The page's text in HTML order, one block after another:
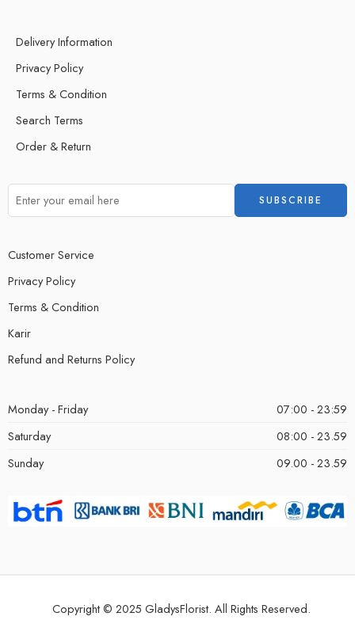
Delivery Information
Privacy Policy
Terms & Condition
Search Terms
Order & Return
Customer Service
Privacy Policy
Terms & Condition
Karir
Refund and Returns Policy
Monday - Friday
07:00 - 23:59
Saturday
08:00 - 23.59
Sunday
09.00 - 23.59
Copyright © 2025 GladysFlorist. All Rights Reserved.